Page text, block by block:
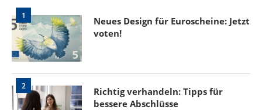
1
Neues Design für Euroscheine: Jetzt
voten!
2
Richtig verhandeln: Tipps für
bessere Abschlüsse